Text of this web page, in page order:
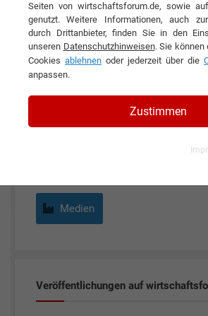
KONTAKT
Geuß Werbung
Medien
Veröffentlichungen auf
Seiten von wirtschaftsforum.de, sowie
genutzt. Weitere Informationen, auch
durch Drittanbieter, finden Sie in den
unseren Datenschutzhinweisen. Sie können
Cookies ablehnen oder jederzeit über die
anpassen.
Zustimmen